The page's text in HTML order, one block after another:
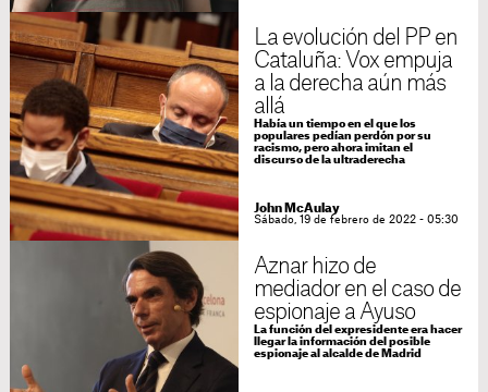
La evolución del PP en
Cataluña: Vox empuja
a la derecha aún más
allá
Había un tiempo en el que los
populares pedían perdón por su
racismo, pero ahora imitan el
discurso de la ultraderecha
John McAulay
Sábado, 19 de febrero de 2022 - 05:30
Aznar hizo de
mediador en el caso de
espionaje a Ayuso
La función del expresidente era hacer
llegar la información del posible
espionaje al alcalde de Madrid